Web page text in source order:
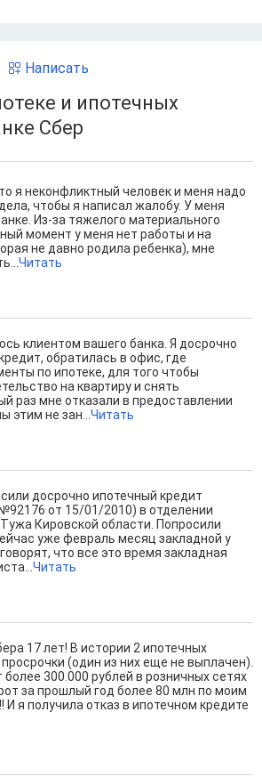
Написать
и ипотечных
Сбер
я неконфликтный человек и меня надо
чтобы я написал жалобу. У меня
Из-за тяжелого материального
момент у меня нет работы и на
не давно родила ребенка), мне
Читать
клиентом вашего банка. Я досрочно
обратилась в офис, где
по ипотеке, для того чтобы
на квартиру и снять
раз мне отказали в предоставлении
этим не зан...Читать
досрочно ипотечный кредит
от 15/01/2010) в отделении
Кировской области. Попросили
уже февраль месяц закладной у
что все это время закладная
Читать
17 лет! В истории 2 ипотечных
(один из них еще не выплачен).
300.000 рублей в розничных сетях
за прошлый год более 80 млн по моим
И я получила отказ в ипотечном кредите